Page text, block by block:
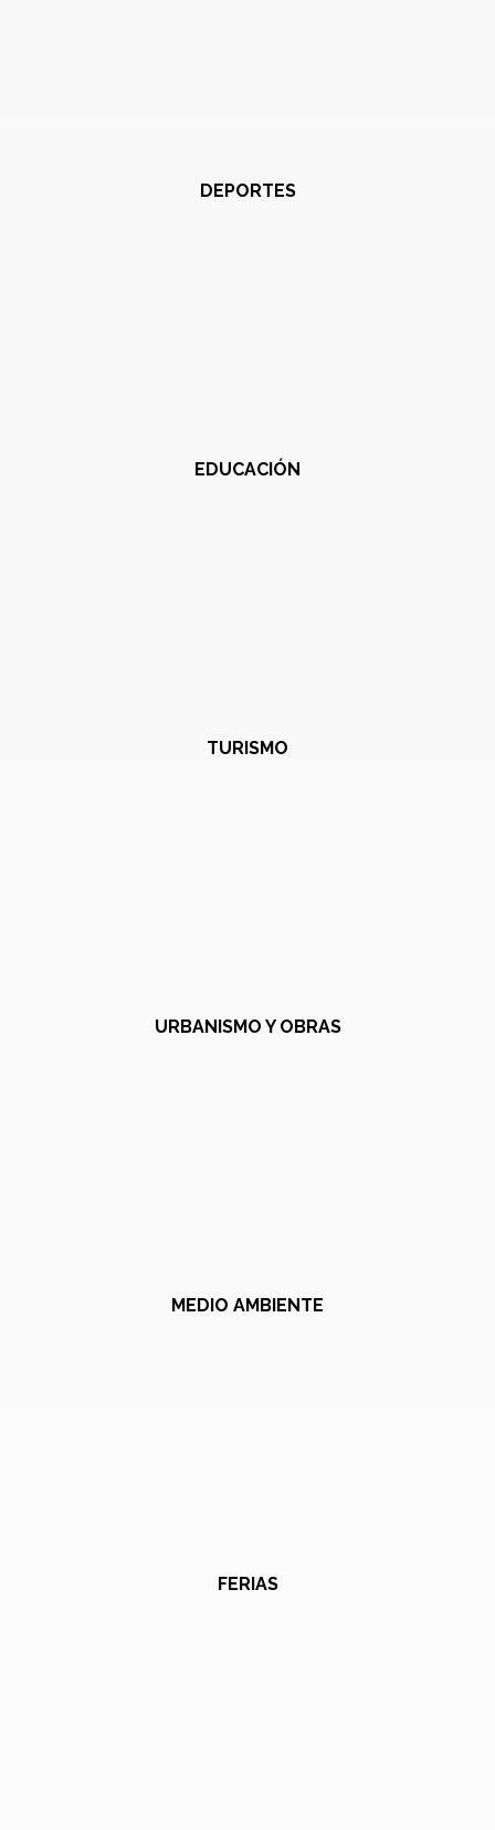
DEPORTES
EDUCACIÓN
TURISMO
URBANISMO Y OBRAS
MEDIO AMBIENTE
FERIAS